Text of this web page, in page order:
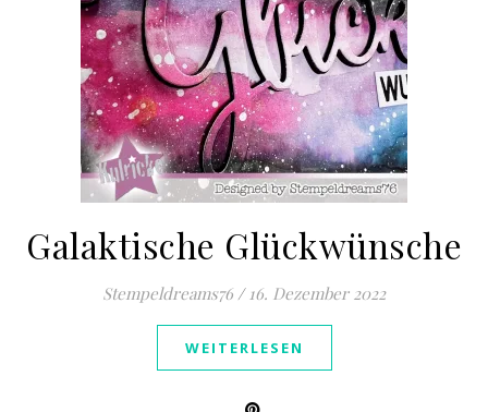
Galaktische Glückwünsche
Stempeldreams76 / 16. Dezember 2022
WEITERLESEN